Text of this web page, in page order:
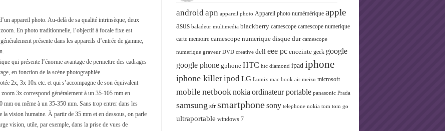
appareil photo. Au-delà de sa qualité intrinsèque, deux
En photo traditionnelle, l’objectif à focale fixe est
présente dans les appareils d’entrée de gamme,
qui présente l’énorme avantage de permettre des cadrages
en fonction de la scène photographiée.
2x, 3x 10x etc. et qui s’accompagne de son équivalent
3x correspond généralement à un 35-105 mm en
ou même à un 35-350 mm. Sans trop entrer dans les
la vision humaine. À partir de 35 mm et en dessous, on parle
vision, utile, par exemple, dans la prise de vues de
androidapn appareil photo Appareil photo numémérique apple
asus baladeur multimedia blackberry camescope camescope numerique
carte memoire camescope numerique disque dur camescope
numerique graveur DVD creative dell eee pc enceinte geek google
google phone gphone HTC htc diamond ipad iphone
iphone killeripodLG Lumix mac book air meizu microsoft
mobile netbooknokiaordinateur portable panasonic Prada
samsung sfr smartphonesony telephone nokia tom tom go
ultraportable windows 7